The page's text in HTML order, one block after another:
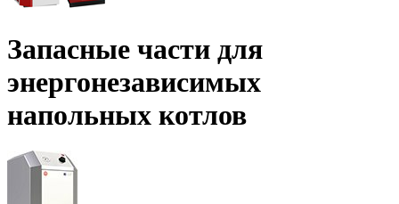
Запасные части для
энергонезависимых
напольных котлов